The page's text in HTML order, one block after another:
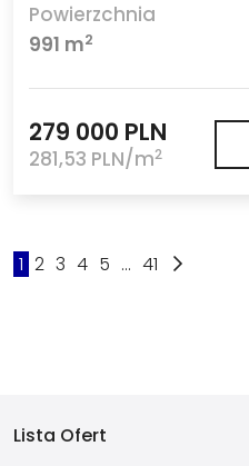
Powierzchnia
991 m2
279 000 PLN
281,53 PLN/m2
1 2 3 4 5 ... 41
Lista Ofert